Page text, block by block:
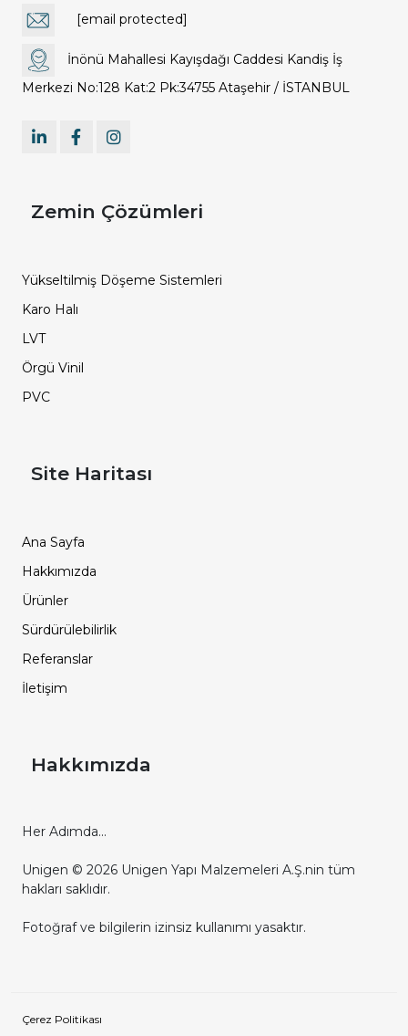
[email protected]
İnönü Mahallesi Kayışdağı Caddesi Kandiş İş
Merkezi No:128 Kat:2 Pk:34755 Ataşehir / İSTANBUL
Zemin Çözümleri
Yükseltilmiş Döşeme Sistemleri
Karo Halı
LVT
Örgü Vinil
PVC
Site Haritası
Ana Sayfa
Hakkımızda
Ürünler
Sürdürülebilirlik
Referanslar
İletişim
Hakkımızda
Her Adımda...
Unigen © 2026 Unigen Yapı Malzemeleri A.Ş.nin tüm
hakları saklıdır.
Fotoğraf ve bilgilerin izinsiz kullanımı yasaktır.
Çerez Politikası